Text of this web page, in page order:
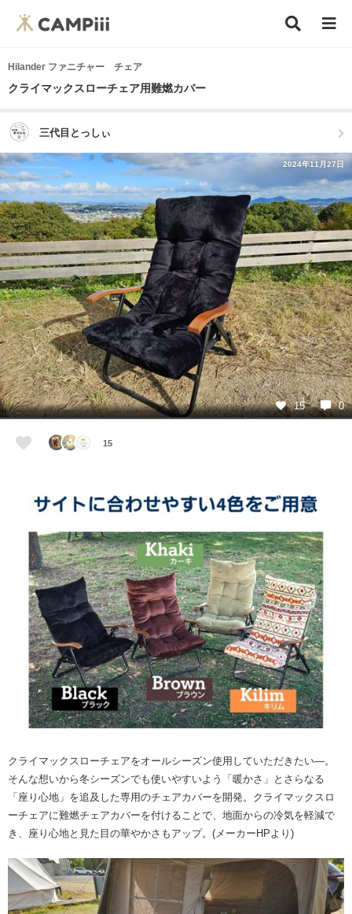
Hilander ファニチャー チェア
クライマックスローチェア用難燃カバー
三代目とっしぃ
2024年11月27日
15 0
15
クライマックスローチェアをオールシーズン使用していただきたい―。
そんな想いから冬シーズンでも使いやすいよう「暖かさ」とさらなる
「座り心地」を追及した専用のチェアカバーを開発。クライマックスロ
ーチェアに難燃チェアカバーを付けることで、地面からの冷気を軽減で
き、座り心地と見た目の華やかさもアップ。(メーカーHPより)